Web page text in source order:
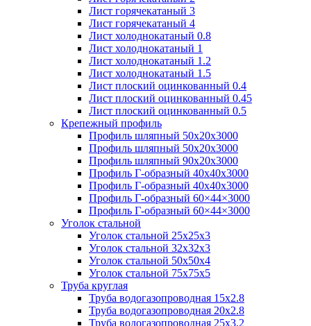
Лист горячекатаный 3
Лист горячекатаный 4
Лист холоднокатаный 0.8
Лист холоднокатаный 1
Лист холоднокатаный 1.2
Лист холоднокатаный 1.5
Лист плоский оцинкованный 0.4
Лист плоский оцинкованный 0.45
Лист плоский оцинкованный 0.5
Крепежный профиль
Профиль шляпный 50х20х3000
Профиль шляпный 50х20х3000
Профиль шляпный 90х20х3000
Профиль Г-образный 40х40х3000
Профиль Г-образный 40х40х3000
Профиль Г-образный 60×44×3000
Профиль Г-образный 60×44×3000
Уголок стальной
Уголок стальной 25х25х3
Уголок стальной 32х32х3
Уголок стальной 50х50х4
Уголок стальной 75х75х5
Труба круглая
Труба водогазопроводная 15х2.8
Труба водогазопроводная 20х2.8
Труба водогазопроводная 25х3.2